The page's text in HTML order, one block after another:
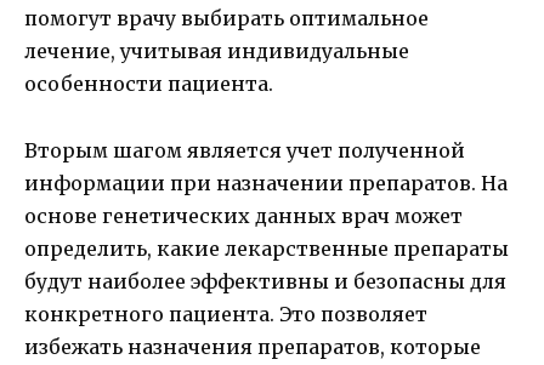
помогут врачу выбирать оптимальное
лечение, учитывая индивидуальные
особенности пациента.
Вторым шагом является учет полученной
информации при назначении препаратов. На
основе генетических данных врач может
определить, какие лекарственные препараты
будут наиболее эффективны и безопасны для
конкретного пациента. Это позволяет
избежать назначения препаратов, которые